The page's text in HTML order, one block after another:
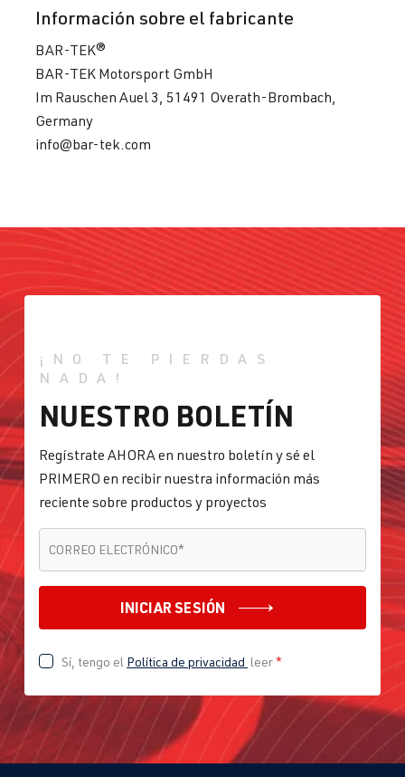
Información sobre el fabricante
BAR-TEK®
BAR-TEK Motorsport GmbH
Im Rauschen Auel 3, 51491 Overath-Brombach,
Germany
info@bar-tek.com
¡NO TE PIERDAS
NADA!
NUESTRO BOLETÍN
Regístrate AHORA en nuestro boletín y sé el
PRIMERO en recibir nuestra información más
reciente sobre productos y proyectos
CORREO ELECTRÓNICO*
INICIAR SESIÓN
Sí, tengo el Política de privacidad leer*